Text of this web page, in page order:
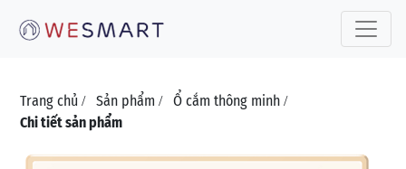
Trang chủ / Sản phẩm / Ổ cắm thông minh /
Chi tiết sản phẩm